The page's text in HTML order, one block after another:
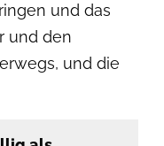
und das
und den
und die